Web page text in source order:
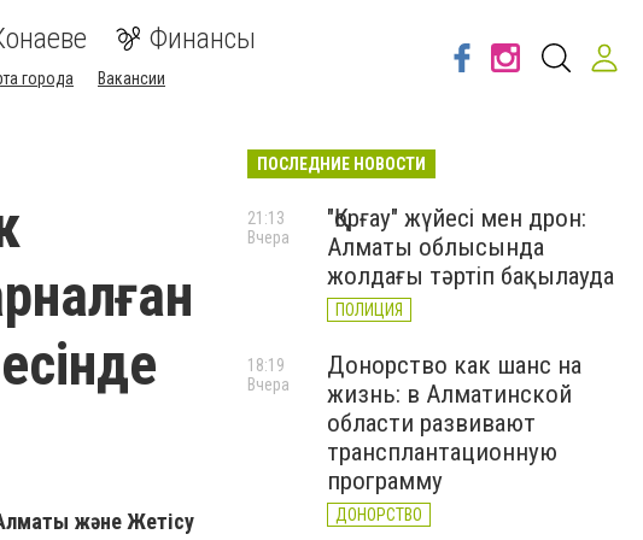
Финансы
города Вакансии
және Жетісу
ПОСЛЕДНИЕ НОВОСТИ
"Қорғау" жүйесі мен дрон:
Алматы облысында
жолдағы тәртіп бақылауда
ПОЛИЦИЯ
21:13
Вчера
Донорство как шанс на
жизнь: в Алматинской
области развивают
трансплантационную
программу
ДОНОРСТВО
18:19
Вчера